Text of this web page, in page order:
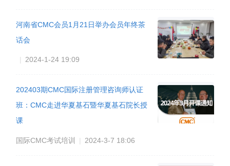
河南省CMC会员1月21日举办会员年终茶
话会
| 2024-1-24 19:09
202403期CMC国际注册管理咨询师认证
班：CMC走进华夏基石暨华夏基石院长授
课
国际CMC考试培训 | 2024-3-7 18:06